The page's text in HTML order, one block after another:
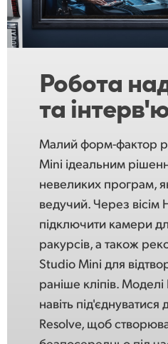
UAE
United Kingdom
United States
Робота
та
Малий форм-фактор
Mini ідеальним
невеликих програм,
ведучий. Через вісім
підключити камери
ракурсів, а також
Studio Mini для
раніше кліпів.
навіть
Resolve, щоб